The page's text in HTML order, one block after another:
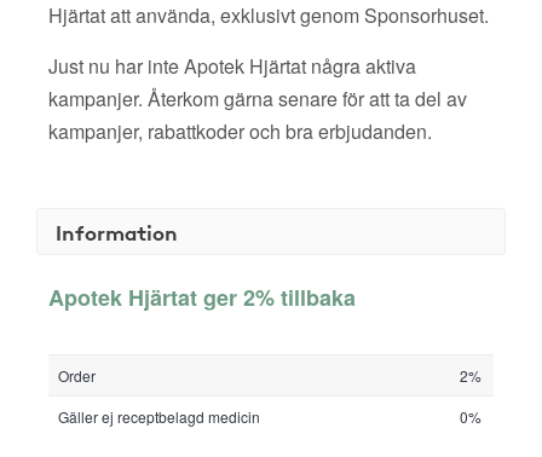
Hjärtat att använda, exklusivt genom Sponsorhuset.
Just nu har inte Apotek Hjärtat några aktiva
kampanjer. Återkom gärna senare för att ta del av
kampanjer, rabattkoder och bra erbjudanden.
Information
Apotek Hjärtat ger 2% tillbaka
Order
2%
Gäller ej receptbelagd medicin
0%